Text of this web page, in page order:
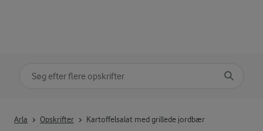
Arla Opskrifter Kartoffelsalat med grillede jordbær
Søg på kategori